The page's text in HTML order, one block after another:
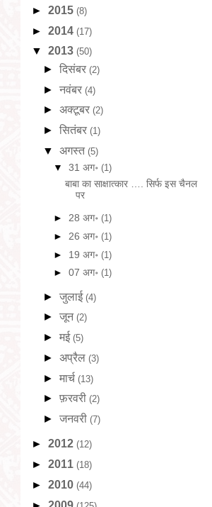
► 2015 (8)
► 2014 (17)
▼ 2013 (50)
► दिसंबर (2)
► नवंबर (4)
► अक्टूबर (2)
► सितंबर (1)
▼ अगस्त (5)
▼31 अग॰(1)
बाबा का साक्षात्कार …. सिर्फ इस चैनल
पर
► 28 अग॰(1)
► 26 अग॰(1)
► 19 अग॰(1)
►07 अग॰(1)
► जुलाई (4)
► जून (2)
► मई (5)
► अप्रैल (3)
► मार्च (13)
► फ़रवरी (2)
► जनवरी (7)
► 2012 (12)
► 2011 (18)
► 2010 (44)